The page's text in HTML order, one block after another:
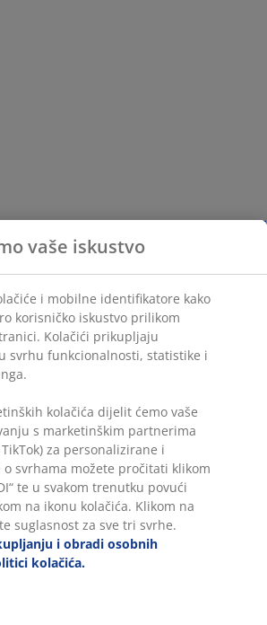
vaše iskustvo
i mobilne identifikatore kako
korisničko iskustvo prilikom
Kolačići prikupljaju
svrhu funkcionalnosti, statistike i
kolačića dijelit ćemo vaše
s marketinškim partnerima
za personalizirane i
o svrhama možete pročitati klikom
te u svakom trenutku povući
na ikonu kolačića. Klikom na
suglasnost za sve tri svrhe.
i obradi osobnih
kolačića.